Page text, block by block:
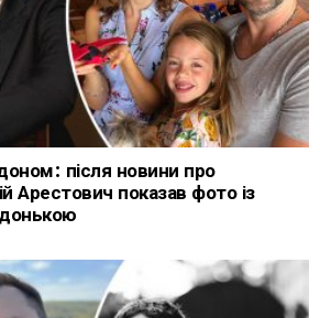
після новини про
Арестович показав фото із